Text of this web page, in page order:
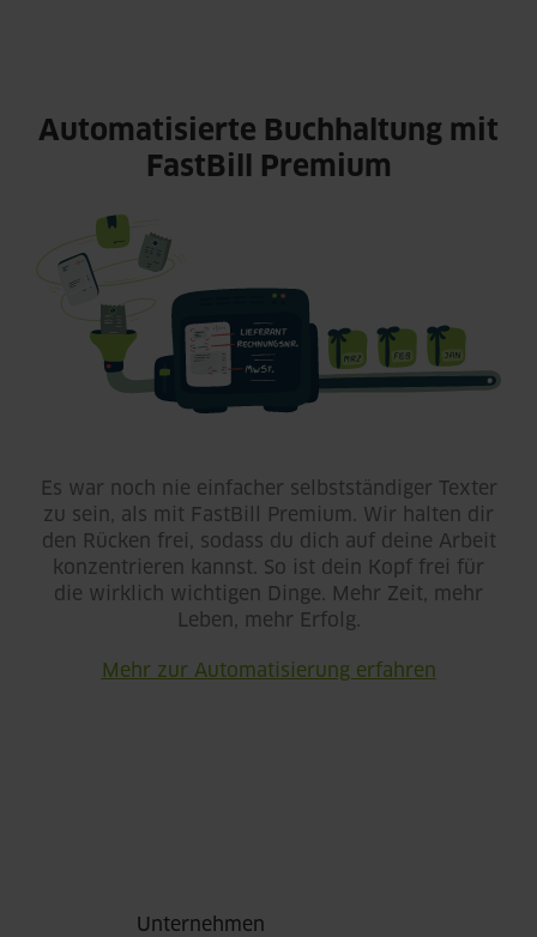
Automatisierte Buchhaltung mit
FastBill Premium
Es war noch nie einfacher selbstständiger Texter
zu sein, als mit FastBill Premium. Wir halten dir
den Rücken frei, sodass du dich auf deine Arbeit
konzentrieren kannst. So ist dein Kopf frei für
die wirklich wichtigen Dinge. Mehr Zeit, mehr
Leben, mehr Erfolg.
Mehr zur Automatisierung erfahren
Unternehmen